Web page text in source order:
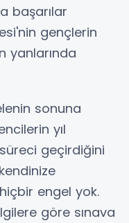
başarılar
gençlerin
yanlarında
sonuna
yıl
geçirdiğini
engel yok.
göre sınava